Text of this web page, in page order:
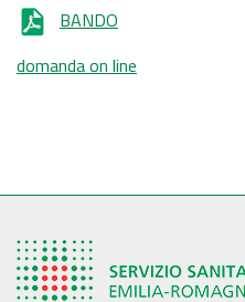
BANDO
domanda on line